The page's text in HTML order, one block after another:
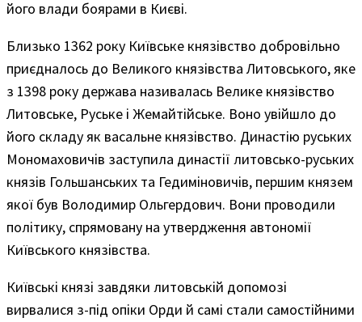
його влади боярами в Києві.
Близько 1362 року Київське князівство добровільно
приєдналось до Великого князівства Литовського, яке
з 1398 року держава називалась Велике князівство
Литовське, Руське і Жемайтійське. Воно увійшло до
його складу як васальне князівство. Династію руських
Мономаховичів заступила династії литовсько-руських
князів Гольшанських та Гедиміновичів, першим князем
якої був Володимир Ольгердович. Вони проводили
політику, спрямовану на утвердження автономії
Київського князівства.
Київські князі завдяки литовській допомозі
вирвалися з-під опіки Орди й самі стали самостійними